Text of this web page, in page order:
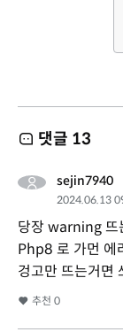
댓글 13
sejin7940
2024.06.13
당장 warning 뜨
Php8 로 가먼 에
겅고만 뜨는거면
추천 0